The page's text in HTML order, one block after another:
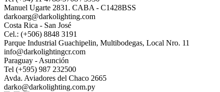
Manuel Ugarte 2831. CABA - C1428BSS
darkoarg@darkolighting.com
Costa Rica - San José
Cel.: (+506) 8848 3191
Parque Industrial Guachipelin, Multibodegas, Local Nro. 11
info@darkolightingcr.com
Paraguay - Asunción
Tel (+595) 987 232500
Avda. Aviadores del Chaco 2665
darko@darkolighting.com.py